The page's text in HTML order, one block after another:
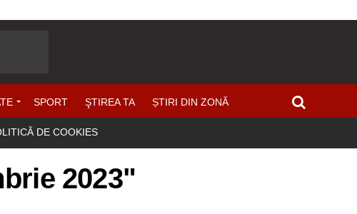
SPORT ŞTIREA TA ȘTIRI DIN ZONĂ
DE COOKIES
2023"